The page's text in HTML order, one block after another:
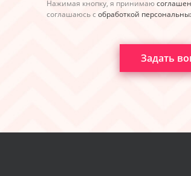
Нажимая кнопку, я принимаю
соглашаюсь с обработкой
Задать